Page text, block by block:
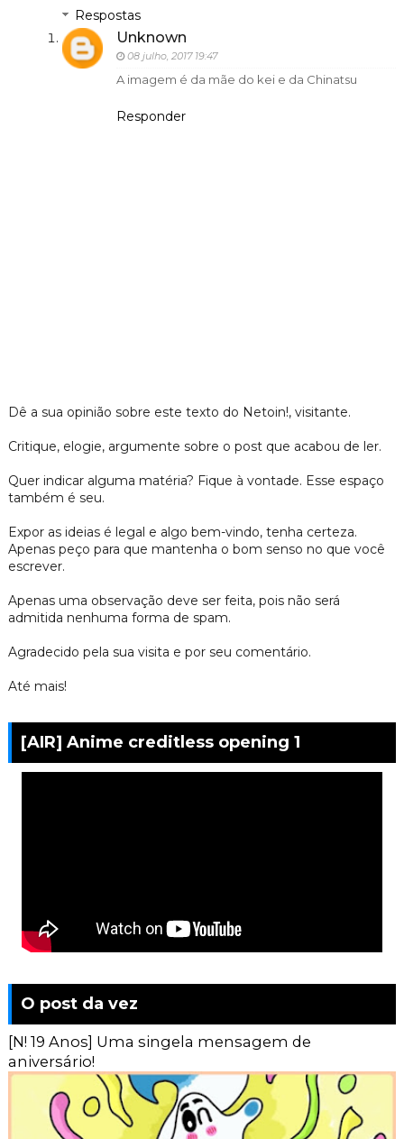
Respostas
Unknown
08 julho, 2017 19:47
A imagem é da mãe do kei e da Chinatsu
Responder
Dê a sua opinião sobre este texto do Netoin!, visitante.
Critique, elogie, argumente sobre o post que acabou de ler.
Quer indicar alguma matéria? Fique à vontade. Esse espaço
também é seu.
Expor as ideias é legal e algo bem-vindo, tenha certeza.
Apenas peço para que mantenha o bom senso no que você
escrever.
Apenas uma observação deve ser feita, pois não será
admitida nenhuma forma de spam.
Agradecido pela sua visita e por seu comentário.
Até mais!
[AIR] Anime creditless opening 1
O post da vez
[N! 19 Anos] Uma singela mensagem de
aniversário!